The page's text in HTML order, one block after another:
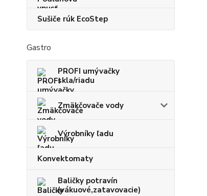
Sušiče rúk EcoStep
Gastro
PROFI umývačky
skla/riadu
Zmäkčovače vody
Výrobníky ľadu
Konvektomaty
Baličky potravín
(vákuové,zatavovacie)